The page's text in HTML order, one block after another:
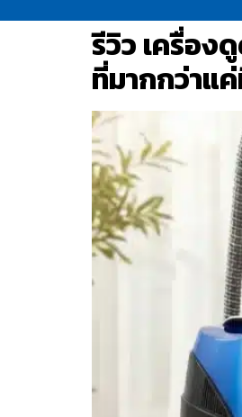
รีวิว เครื่อง
ที่มากกว่าแ